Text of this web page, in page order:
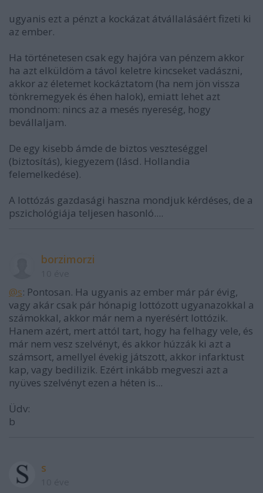
ugyanis ezt a pénzt a kockázat átvállalásáért fizeti ki
az ember.
Ha történetesen csak egy hajóra van pénzem akkor
ha azt elküldöm a távol keletre kincseket vadászni,
akkor az életemet kockáztatom (ha nem jön vissza
tönkremegyek és éhen halok), emiatt lehet azt
mondnom: nincs az a mesés nyereség, hogy
bevállaljam.
De egy kisebb ámde de biztos veszteséggel
(biztosítás), kiegyezem (lásd. Hollandia
felemelkedése).
A lottózás gazdasági haszna mondjuk kérdéses, de a
pszichológiája teljesen hasonló....
borzimorzi
@s: Pontosan. Ha ugyanis az ember már pár évig,
vagy akár csak pár hónapig lottózott ugyanazokkal a
számokkal, akkor már nem a nyerésért lottózik.
Hanem azért, mert attól tart, hogy ha felhagy vele, és
már nem vesz szelvényt, és akkor húzzák ki azt a
számsort, amellyel évekig játszott, akkor infarktust
kap, vagy bedilizik. Ezért inkább megveszi azt a
nyüves szelvényt ezen a héten is...
Üdv:
b
s